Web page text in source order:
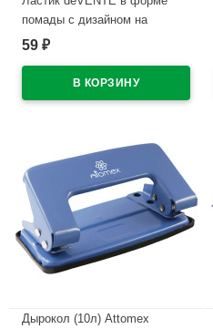
помады с дизайном на
корпусе арт.8030619
59 ₽
Дырокол (10л) Attomex